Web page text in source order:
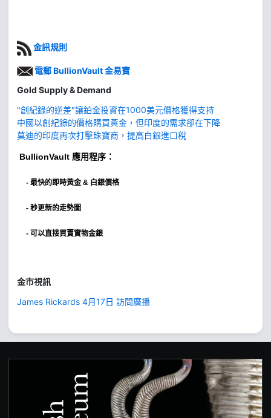
金訊規則
電郵 BullionVault 金易寶
Gold Supply & Demand
"創紀錄的逆差"讓鉑金投資在1000美元價格獲得支持
中國以創紀錄的價格購買黃金，但印度的需求卻在下降
莫迪的印度再次打擊珠寶商，提高白銀進口稅
BullionVault 應用程序：
- 最快的即時黃金 & 白銀價格
- 秒更新的走勢圖
- 可以直接買賣實物金銀
金市視訊
James Rickards 4月17日 訪問廣播